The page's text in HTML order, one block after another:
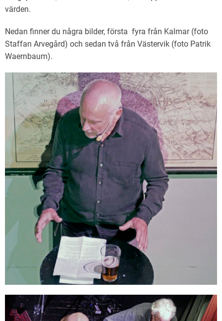
värden.
Nedan finner du några bilder, första fyra från Kalmar (foto
Staffan Arvegård) och sedan två från Västervik (foto Patrik
Waernbaum).